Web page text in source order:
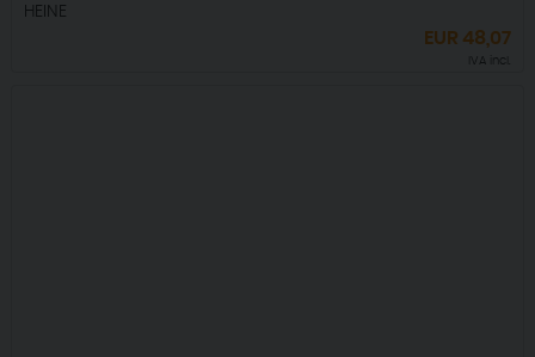
HEINE
EUR 48,07
IVA incl.